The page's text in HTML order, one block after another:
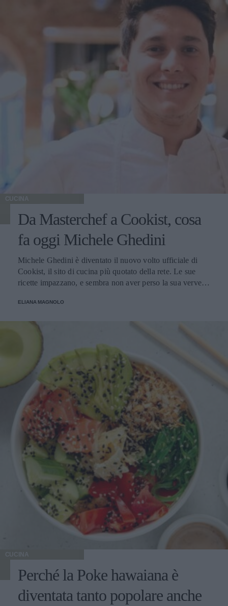
CUCINA
Da Masterchef a Cookist, cosa
fa oggi Michele Ghedini
Michele Ghedini è diventato il nuovo volto ufficiale di
Cookist, il sito di cucina più quotato della rete. Le sue
ricette impazzano, e sembra non aver perso la sua verve
veramente stupendo.
ELIANA MAGNOLO
CUCINA
Perché la Poke hawaiana è
diventata tanto popolare anche